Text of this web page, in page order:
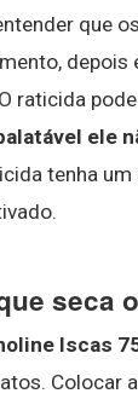
que
depois
raticida
ele
tenha
seca
Iscas
Colocar